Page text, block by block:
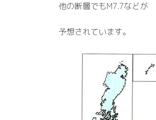
他の断層でもM7.7などが
予想されています。